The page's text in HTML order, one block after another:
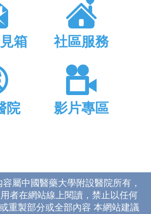
箱 社區服務
院 影片專區
屬中國醫藥大學附設醫院所有，
者在網站線上閱讀，禁止以任何
重製部分或全部內容 本網站建議